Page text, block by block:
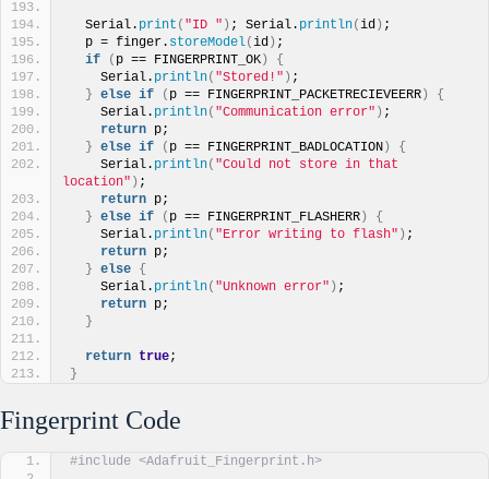
  Serial.
print ( "ID " ) ; Serial. println(id ) ;
  p = finger.
storeModel(id ) ;
if
( p == FINGERPRINT_OK )
{
    Serial.
println( "Stored!" ) ;
} else if ( p == FINGERPRINT_PACKETRECIEVEERR )
{
    Serial.
println( "Communication error" ) ;
return p;
} else if ( p == FINGERPRINT_BADLOCATION )
{
    Serial.
println( "Could not store in that
location" ) ;
return p;
} else if ( p == FINGERPRINT_FLASHERR )
{
    Serial.
println( "Error writing to flash" ) ;
return p;
} else {
    Serial.
println( "Unknown error" ) ;
return p;
}
return true;
}
Fingerprint Code
#include <Adafruit_Fingerprint.h>